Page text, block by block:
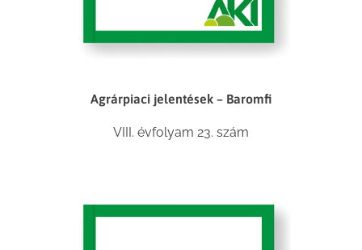
Agrárpiaci jelentések – Baromfi
VIII. évfolyam 23. szám